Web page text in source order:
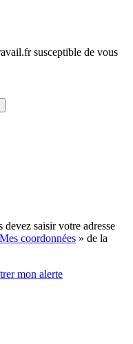
susceptible de vous
saisir votre adresse
Mes coordonnées » de la
mon alerte